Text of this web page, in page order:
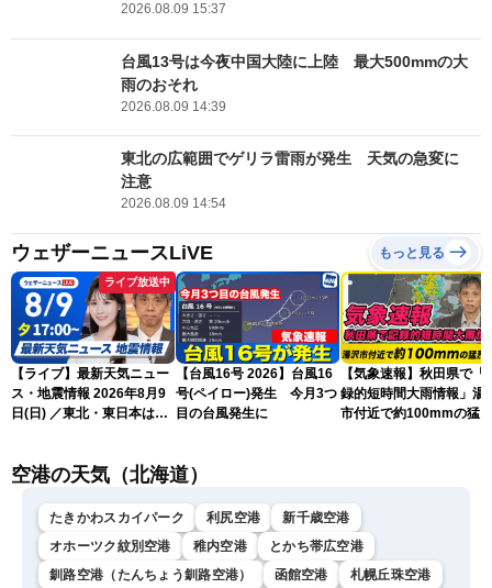
2026.08.09 15:37
台風13号は今夜中国大陸に上陸 最大500mmの大
雨のおそれ
2026.08.09 14:39
東北の広範囲でゲリラ雷雨が発生 天気の急変に
注意
2026.08.09 14:54
ウェザーニュースLiVE もっと見る
ライブ放送中
【ライブ】最新天気ニュー
ス・地震情報 2026年8月9
日(日) ／東北・東日本は急
北美月／芳野達郎〉
【台風16号 2026】台風16
号(ペイロー)発生 今月3つ
目の台風発生に
【気象速報】秋田県で「
録的短時間大雨情報」湯
市付近で約100mmの猛烈
空港の天気（北海道）
たきかわスカイパーク 利尻空港
新千歳空港
オホーツク紋別空港
稚内空港
とかち帯広空港
釧路空港（たんちょう釧路空港）
函館空港
札幌丘珠空港